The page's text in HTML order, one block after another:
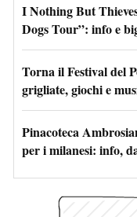
I Nothing But
Dogs Tour”: info e
Torna il Festival del
grigliate, giochi e
Pinacoteca
per i milanesi: info,